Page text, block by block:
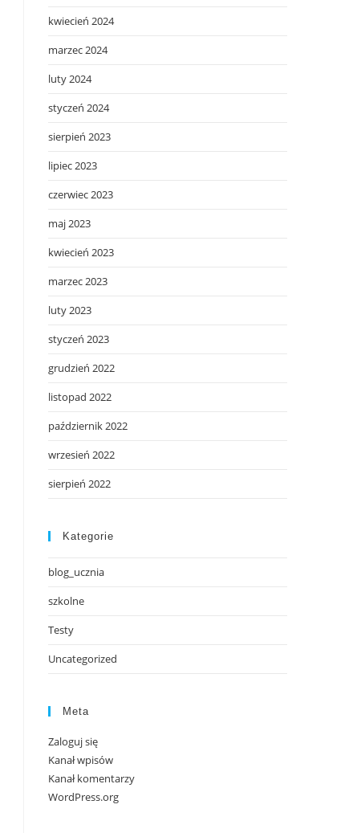
kwiecień 2024
marzec 2024
luty 2024
styczeń 2024
sierpień 2023
lipiec 2023
czerwiec 2023
maj 2023
kwiecień 2023
marzec 2023
luty 2023
styczeń 2023
grudzień 2022
listopad 2022
październik 2022
wrzesień 2022
sierpień 2022
Kategorie
blog_ucznia
szkolne
Testy
Uncategorized
Meta
Zaloguj się
Kanał wpisów
Kanał komentarzy
WordPress.org